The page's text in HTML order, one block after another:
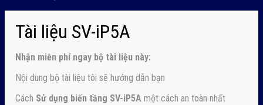
Tài liệu SV-iP5A
Nhận miễn phí ngay bộ tài liệu này:
Nội dung bộ tài liệu tôi sẽ hướng dẫn bạn
Cách Sử dụng biến tầng SV-iP5A một cách an toàn nhất